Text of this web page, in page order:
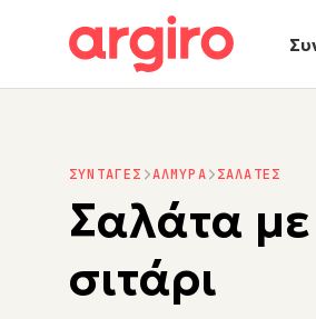
ΣΥΝΤΑΓΕΣ ΑΛΜΥΡΑ ΣΑΛΑΤΕΣ
Σαλάτα με
σιτάρι